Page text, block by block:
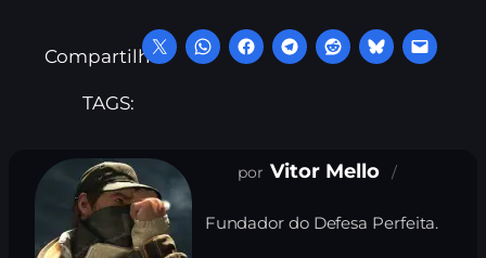
Compartilhe:
TAGS:
Vitor Mello
Fundador do Defesa Perfeita.